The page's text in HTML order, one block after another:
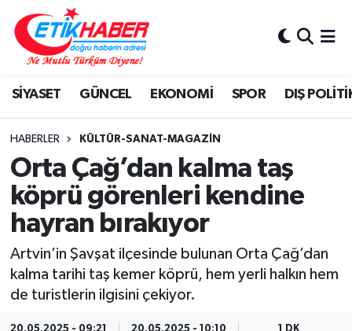
SİYASET GÜNCEL EKONOMİ SPOR DIŞ
HABERLER KÜLTÜR-SANAT-MAGAZİN
Orta Çağ’dan kalma taş
köprü görenleri kendine
hayran bırakıyor
Artvin’in Şavşat ilçesinde bulunan Orta Çağ’dan
kalma tarihi taş kemer köprü, hem yerli halkın hem
de turistlerin ilgisini çekiyor.
BİLİM-TEKNOLOJİ
DIŞ POLİTİKA
DÜNYA
EĞİTİM GENÇLİK
EKONOMİ
KÖŞE YAZILARI
KÜLTÜR-SANAT-MAGAZİN
Nöbetçi Eczaneler
Hava Durumu
İstanbul Namaz Vakitleri
Trafik Durumu
Süper Lig Puan Durumu ve Fikstür
Tüm Manşetler
Son Dakika Haberleri